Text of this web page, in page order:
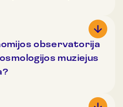
observatorija
muziejus